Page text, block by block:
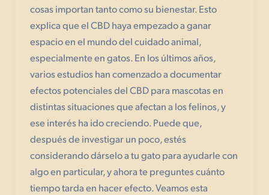
cosas importan tanto como su bienestar. Esto
explica que el CBD haya empezado a ganar
espacio en el mundo del cuidado animal,
especialmente en gatos. En los últimos años,
varios estudios han comenzado a documentar
efectos potenciales del CBD para mascotas en
distintas situaciones que afectan a los felinos, y
ese interés ha ido creciendo. Puede que,
después de investigar un poco, estés
considerando dárselo a tu gato para ayudarle con
algo en particular, y ahora te preguntes cuánto
tiempo tarda en hacer efecto. Veamos esta